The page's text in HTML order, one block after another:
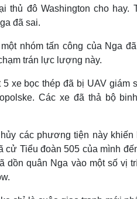
thủ đô Washington cho hay.
đã sai.
nhóm tấn công của Nga
trán lực lượng này.
xe bọc thép đã bị UAV giám
Các xe đã thả bộ
các phương tiện này
cử Tiểu đoàn 505 của mình
dồn quân Nga vào một số vị